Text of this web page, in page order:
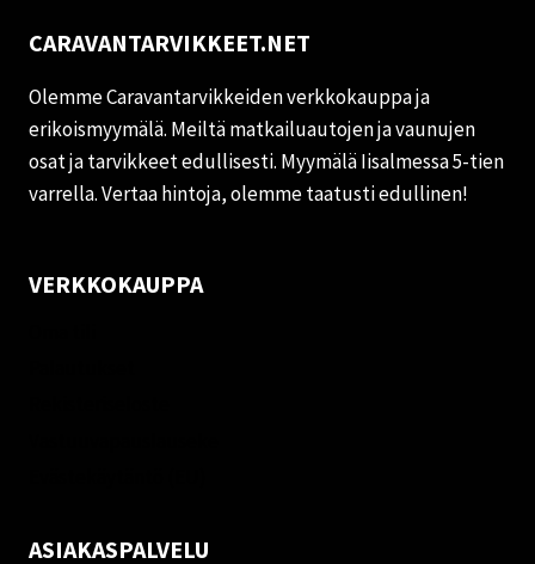
CARAVANTARVIKKEET.NET
Olemme Caravantarvikkeiden verkkokauppa ja
erikoismyymälä. Meiltä matkailuautojen ja vaunujen
osat ja tarvikkeet edullisesti. Myymälä Iisalmessa 5-tien
varrella. Vertaa hintoja, olemme taatusti edullinen!
VERKKOKAUPPA
ASIAKASPALVELU